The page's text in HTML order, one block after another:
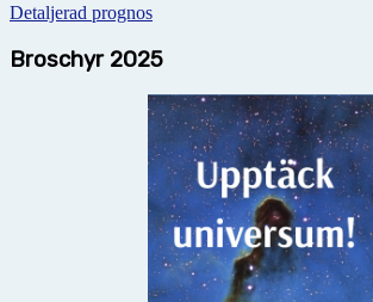
Detaljerad prognos
Broschyr 2025